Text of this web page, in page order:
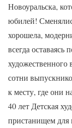
Новоуральска,
юбилей!
хорошела,
всегда
художественного
сотни
к месту, где они
40 лет Детская
пристанищем для